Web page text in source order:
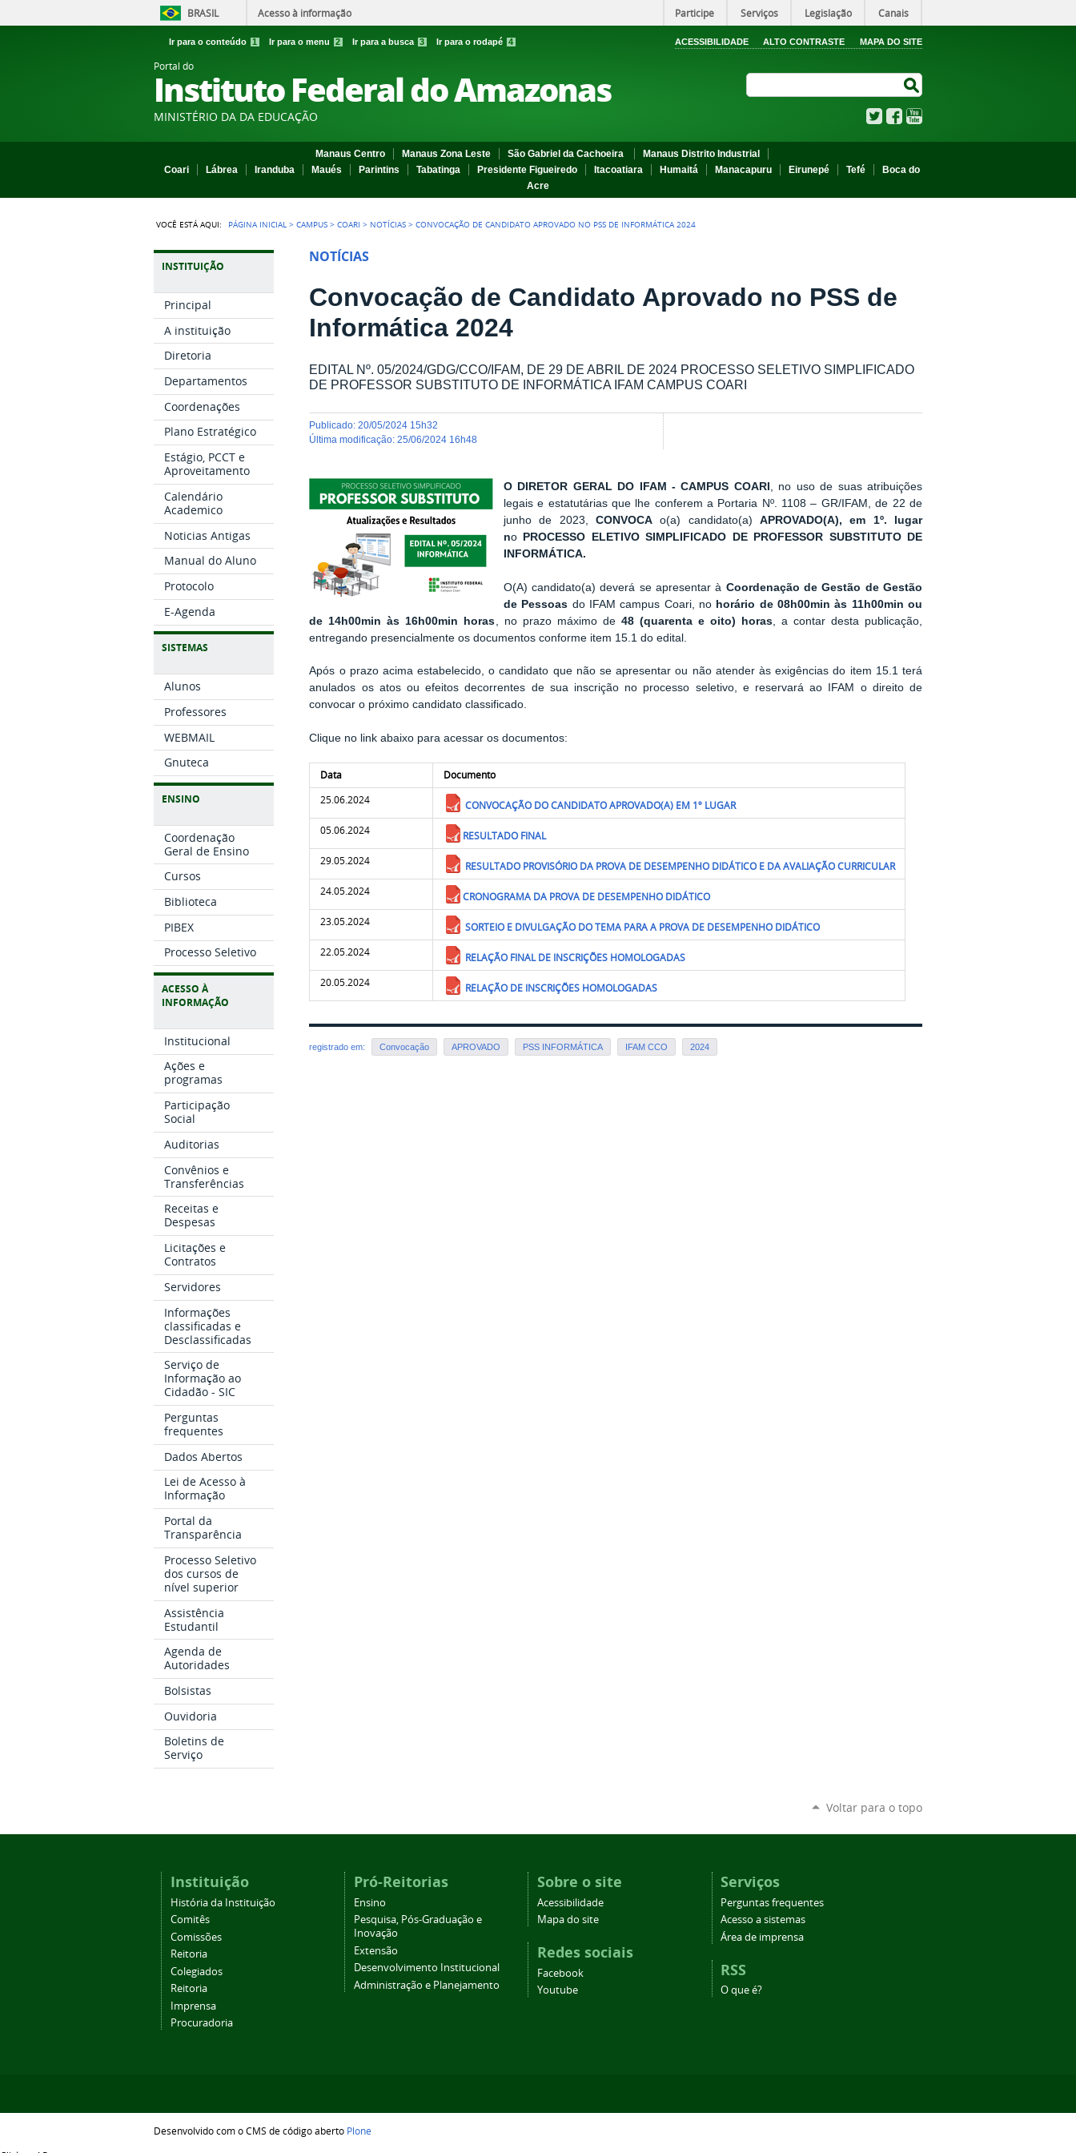
BRASIL Acesso à informação Participe Serviços Legislação Canais
Ir para o conteúdo 1 Ir para o menu 2 Ir para a busca 3 Ir para o rodapé 4 ACESSIBILIDADE ALTO CONTRASTE MAPA DO SITE
Portal do
Instituto Federal do Amazonas
MINISTÉRIO DA DA EDUCAÇÃO TwitterFacebook
Manaus Centro Manaus Zona Leste São Gabriel da Cachoeira
Manaus Distrito Industrial
Coari
Lábrea Iranduba Maués Parintins Tabatinga Presidente Figueiredo Itacoatiara Humaitá Manacapuru Eirunepé Tefé
Boca do
Acre
VOCÊ ESTÁ AQUI: PÁGINA INICIAL >CAMPUS >COARI > NOTÍCIAS >CONVOCAÇÃO DE CANDIDATO APROVADO NO PSS DE INFORMÁTICA 2024
INSTITUIÇÃO
Principal
A instituição
Diretoria
Departamentos
Coordenações
Plano Estratégico
Estágio, PCCT e
Aproveitamento
Calendário
Academico
Noticias Antigas
Manual do Aluno
Protocolo
E-Agenda
SISTEMAS
Alunos
Professores
WEBMAIL
Gnuteca
ENSINO
Coordenação
Geral de Ensino
Cursos
Biblioteca
PIBEX
Processo Seletivo
ACESSO À
INFORMAÇÃO
Institucional
Ações e
programas
Participação
Social
Auditorias
Convênios e
Transferências
Receitas e
Despesas
Licitações e
Contratos
Servidores
Informações
classificadas e
Desclassificadas
Serviço de
Informação ao
Cidadão - SIC
Perguntas
frequentes
Dados Abertos
Lei de Acesso à
Informação
Portal da
Transparência
Processo Seletivo
dos cursos de
nível superior
Assistência
Estudantil
Agenda de
Autoridades
Bolsistas
Ouvidoria
Boletins de
Serviço
NOTÍCIAS
Convocação de Candidato Aprovado no PSS de
Informática 2024
EDITAL Nº. 05/2024/GDG/CCO/IFAM, DE 29 DE ABRIL DE 2024 PROCESSO SELETIVO SIMPLIFICADO
DE PROFESSOR SUBSTITUTO DE INFORMÁTICA IFAM CAMPUS COARI
publicado:20/05/2024 15h32
última modificação:25/06/2024 16h48
O DIRETOR GERAL DO IFAM - CAMPUS COARI
, no uso de suas atribuições
legais e estatutárias que lhe conferem a Portaria Nº. 1108 – GR/IFAM, de 22 de
junho de 2023, CONVOCAo(a) candidato(a) APROVADO(A), em 1º. lugar
no
PROCESSO ELETIVO SIMPLIFICADO DE PROFESSOR SUBSTITUTO DE
INFORMÁTICA.
O(A) candidato(a) deverá se apresentar à Coordenação de Gestão de Gestão
de Pessoas do IFAM campus Coari, no horário de 08h00min às 11h00min ou
de 14h00min às 16h00min horas , no prazo máximo de48 (quarenta e oito) horas, a contar desta publicação,
entregando presencialmente os documentos conforme item 15.1 do edital.
Após o prazo acima estabelecido, o candidato que não se apresentar ou não atender às exigências do item 15.1 terá
anulados os atos ou efeitos decorrentes de sua inscrição no processo seletivo, e reservará ao IFAM o direito de
convocar o próximo candidato classificado.
Clique no link abaixo para acessar os documentos:
Data
Documento
25.06.2024
CONVOCAÇÃO DO CANDIDATO APROVADO(A) EM 1º LUGAR
05.06.2024
RESULTADO FINAL
29.05.2024
RESULTADO PROVISÓRIO DA PROVA DE DESEMPENHO DIDÁTICO E DA AVALIAÇÃO CURRICULAR
24.05.2024
CRONOGRAMA DA PROVA DE DESEMPENHO DIDÁTICO
23.05.2024
SORTEIO E DIVULGAÇÃO DO TEMA PARA A PROVA DE DESEMPENHO DIDÁTICO
22.05.2024
RELAÇÃO FINAL DE INSCRIÇÕES HOMOLOGADAS
20.05.2024
RELAÇÃO DE INSCRIÇÕES HOMOLOGADAS
registrado em: Convocação APROVADO PSS INFORMÁTICA IFAM CCO 2024
Voltar para o topo
Instituição
História da Instituição
Comitês
Comissões
Reitoria
Colegiados
Reitoria
Imprensa
Procuradoria
Pró-Reitorias
Ensino
Pesquisa, Pós-Graduação e
Inovação
Extensão
Desenvolvimento Institucional
Administração e Planejamento
Sobre o site
Acessibilidade
Mapa do site
Redes sociais
Facebook
Youtube
Serviços
Perguntas frequentes
Acesso a sistemas
Área de imprensa
RSS
O que é?
Desenvolvido com o CMS de código aberto Plone